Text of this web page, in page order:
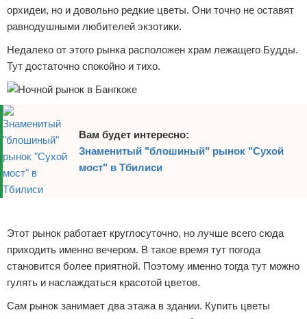
орхидеи, но и довольно редкие цветы. Они точно не оставят
равнодушными любителей экзотики.
Недалеко от этого рынка расположен храм лежащего Будды.
Тут достаточно спокойно и тихо.
Вам будет интересно:
Знаменитый "блошиный" рынок "Сухой
мост" в Тбилиси
Этот рынок работает круглосуточно, но лучше всего сюда
приходить именно вечером. В такое время тут погода
становится более приятной. Поэтому именно тогда тут можно
гулять и наслаждаться красотой цветов.
Сам рынок занимает два этажа в здании. Купить цветы